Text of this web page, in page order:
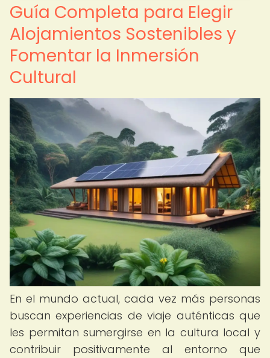
Guía Completa para Elegir
Alojamientos Sostenibles y
Fomentar la Inmersión
Cultural
En el mundo actual, cada vez más personas
buscan experiencias de viaje auténticas que
les permitan sumergirse en la cultura local y
contribuir positivamente al entorno que